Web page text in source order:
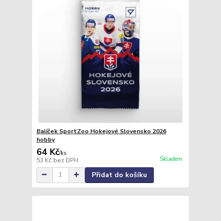
Balíček SportZoo Hokejové Slovensko 2026
hobby
64 Kč/ks
53 Kč bez DPH Skladem
Přidat do košíku